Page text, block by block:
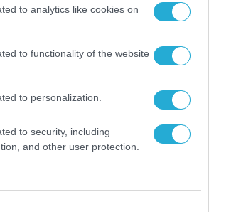
to analytics like cookies on
to functionality of the website
to personalization.
to security, including
and other user protection.
κοινότητα ευρύτερα και
χρηματοοικονομικό και
σε μία ευρεία βάση
έναν κορυφαίο διεθνή